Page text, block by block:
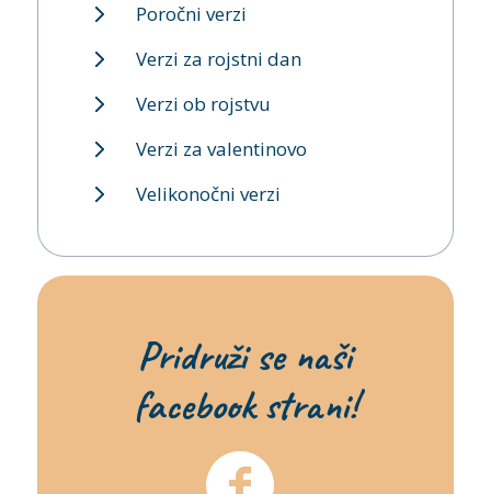
Poročni verzi
Verzi za rojstni dan
Verzi ob rojstvu
Verzi za valentinovo
Velikonočni verzi
Pridruži se naši
facebook strani!